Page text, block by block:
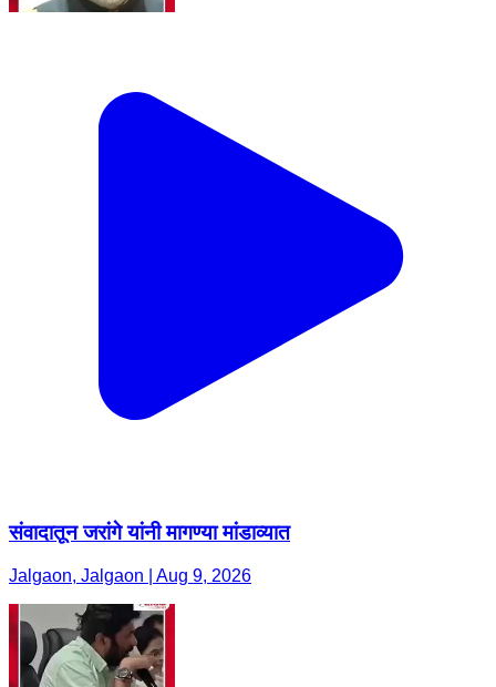
संवादातून जरांगे यांनी मागण्या मांडाव्यात
Jalgaon, Jalgaon | Aug 9, 2026